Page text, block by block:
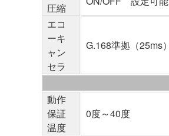
圧縮
エコ
ーキ
ャン
セラ
G.168準拠（25ms）
動作
保証
温度
0度～40度